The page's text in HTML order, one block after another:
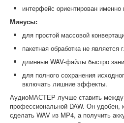
интерфейс ориентирован
Минусы:
для простой массовой
пакетная обработка не
длинные WAV-файлы быстро
для полного сохранения
включать лишние эффекты.
АудиоМАСТЕР лучше ставить между
профессиональной DAW. Он удобен,
сделать WAV из MP4, а получить